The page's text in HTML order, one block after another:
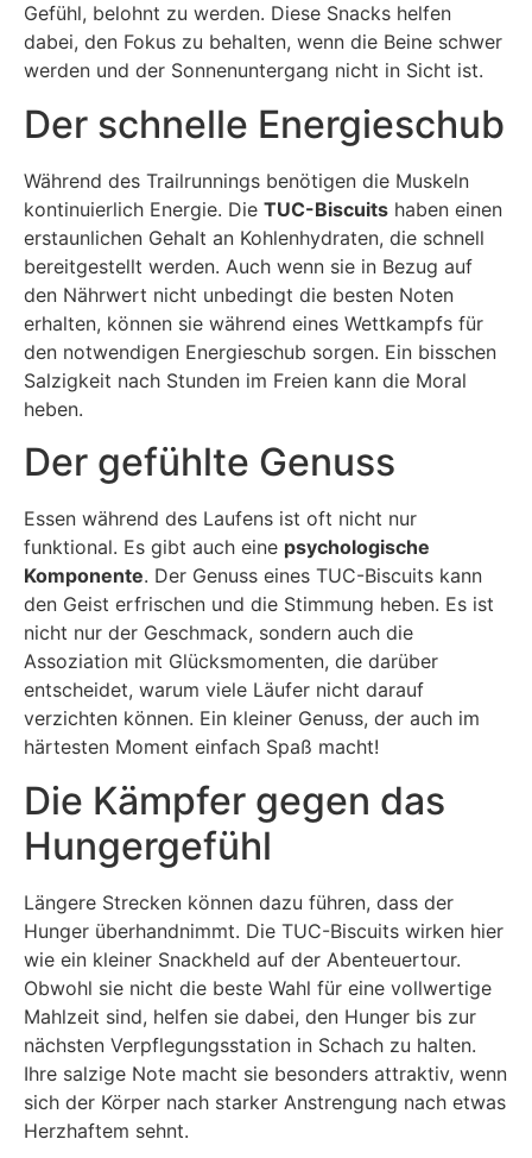
Gefühl, belohnt zu werden. Diese Snacks helfen
dabei, den Fokus zu behalten, wenn die Beine schwer
werden und der Sonnenuntergang nicht in Sicht ist.
Der schnelle Energieschub
Während des Trailrunnings benötigen die Muskeln
kontinuierlich Energie. Die TUC-Biscuits haben einen
erstaunlichen Gehalt an Kohlenhydraten, die schnell
bereitgestellt werden. Auch wenn sie in Bezug auf
den Nährwert nicht unbedingt die besten Noten
erhalten, können sie während eines Wettkampfs für
den notwendigen Energieschub sorgen. Ein bisschen
Salzigkeit nach Stunden im Freien kann die Moral
heben.
Der gefühlte Genuss
Essen während des Laufens ist oft nicht nur
funktional. Es gibt auch eine psychologische
Komponente. Der Genuss eines TUC-Biscuits kann
den Geist erfrischen und die Stimmung heben. Es ist
nicht nur der Geschmack, sondern auch die
Assoziation mit Glücksmomenten, die darüber
entscheidet, warum viele Läufer nicht darauf
verzichten können. Ein kleiner Genuss, der auch im
härtesten Moment einfach Spaß macht!
Die Kämpfer gegen das
Hungergefühl
Längere Strecken können dazu führen, dass der
Hunger überhandnimmt. Die TUC-Biscuits wirken hier
wie ein kleiner Snackheld auf der Abenteuertour.
Obwohl sie nicht die beste Wahl für eine vollwertige
Mahlzeit sind, helfen sie dabei, den Hunger bis zur
nächsten Verpflegungsstation in Schach zu halten.
Ihre salzige Note macht sie besonders attraktiv, wenn
sich der Körper nach starker Anstrengung nach etwas
Herzhaftem sehnt.